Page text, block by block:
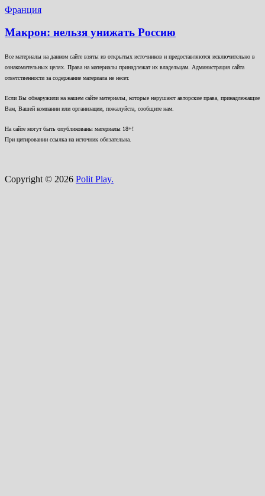
Франция
Макрон: нельзя унижать Россию
Все материалы на данном сайте взяты из открытых источников и предоставляются исключительно в
ознакомительных целях. Права на материалы принадлежат их владельцам. Администрация сайта
ответственности за содержание материала не несет.
Если Вы обнаружили на нашем сайте материалы, которые нарушают авторские права, принадлежащие
Вам, Вашей компании или организации, пожалуйста, сообщите нам.
На сайте могут быть опубликованы материалы 18+!
При цитировании ссылка на источник обязательна.
Copyright © 2026 Polit Play.